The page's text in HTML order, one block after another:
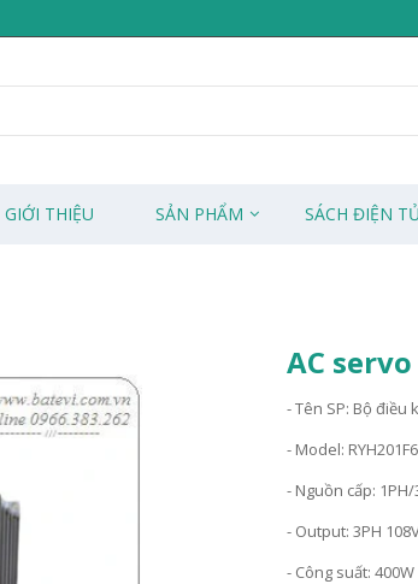
GIỚI THIỆU SẢN PHẨM SÁCH ĐIỆN
AC
- Tên SP: Bộ điều
- Model:
- Nguồn cấp: 1PH/
- Output: 3PH
- Công suất: 400W